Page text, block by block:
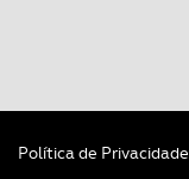
Política de Privacidade